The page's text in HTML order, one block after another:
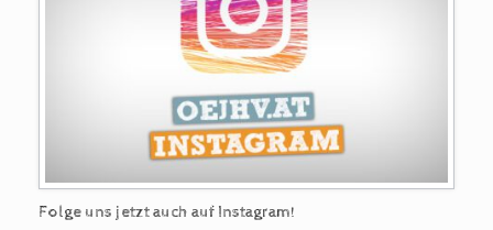
Folge uns jetzt auch auf Instagram!